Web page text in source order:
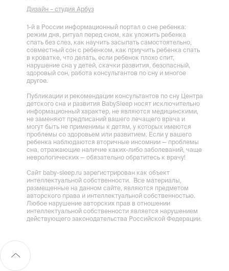
Дизайн – студия Арбуз
1-й в России информационный портал о сне ребенка:
режим дня, ритуал перед сном, как уложить ребенка
спать без слез, как научить засыпать самостоятельно,
совместный сон с ребенком, как приучить ребенка спать
в кроватке, что делать, если ребенок плохо спит,
нарушение сна у детей, скачки развития, безопасный,
здоровый сон, работа консультантов по сну и многое
другое.
Публикации и рекомендации консультантов по сну Центра
детского сна и развития BabySleep носят исключительно
информационный характер, не являются медицинскими,
не заменяют предписаний вашего лечащего врача и
могут быть не применимы к детям, у которых имеются
проблемы со здоровьем или развитием. Если у вашего
ребенка наблюдаются вторичные инсомнии — проблемы
сна, отражающие наличие каких-либо заболеваний, чаще
неврологических — обязательно обратитесь к врачу!
Сайт baby-sleep.ru зарегистрирован как объект
интеллектуальной собственности. Все материалы,
размещенные на данном сайте, являются предметом
авторского права и интеллектуальной собственностью.
Любое нарушение авторских прав в отношении
интеллектуальной собственности является нарушением
действующего законодательства Российской Федерации.